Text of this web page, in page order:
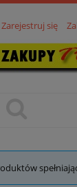
Zarejestruj się